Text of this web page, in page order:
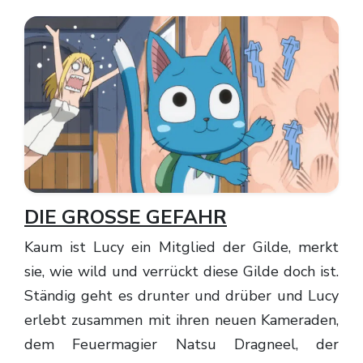
DIE GROSSE GEFAHR
Kaum ist Lucy ein Mitglied der Gilde, merkt
sie, wie wild und verrückt diese Gilde doch ist.
Ständig geht es drunter und drüber und Lucy
erlebt zusammen mit ihren neuen Kameraden,
dem Feuermagier Natsu Dragneel, der